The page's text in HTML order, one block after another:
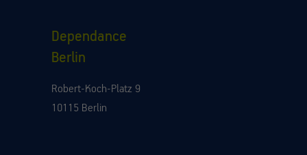
Dependance
Berlin
Robert-Koch-Platz 9
10115 Berlin